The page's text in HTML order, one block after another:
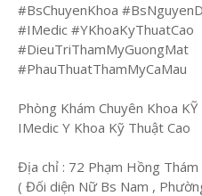
#BsChuyenKhoa
#IMedic #YKhoaKyThuatCao
#DieuTriThamMyGuongMat
#PhauThuatThamMyCaMau
Phòng Khám Chuyên Khoa
IMedic Y Khoa Kỹ Thuật Cao
Địa chỉ : 72 Phạm Hồng
( Đối diện Nữ Bs Nam ,